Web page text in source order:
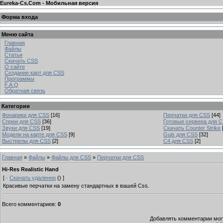
Eureka-Cs.Com - Мобильная версия
Форма входа
Меню сайта
Главная
Файлы
Статьи
Скачать CSS
О сайте
Создание карт для CSS
Программы
F.A.Q
Обратная связь
Категории
Фонарики для CSS [16] Перчатки для CSS [44]
Спреи для CSS [36]
Готовые сервера для
Звуки для CSS [19] Скачать Counter Strike
Модели на карте для CSS [9] Guis для CSS [32]
Выстрелы для CSS [2] C4 для CSS [2]
Главная » Файлы » Файлы для CSS » Перчатки для CSS
Hi-Res Realistic Hand
[ · Скачать удаленно () ]
Красивые перчатки на замену стандартных в вашей Css.
Всего комментариев: 0
Добавлять комментарии